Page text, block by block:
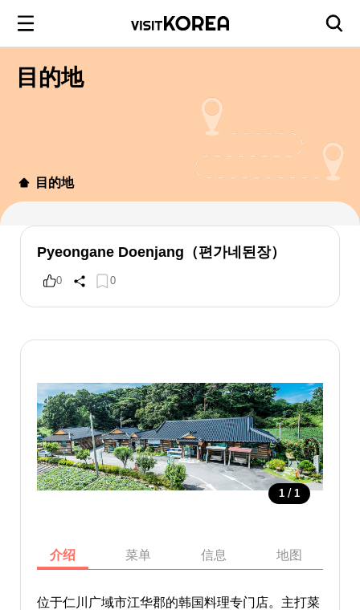
目的地
目的地
Pyeongane Doenjang（편가네된장）
0 0
1 / 1
介绍 菜单 信息 地图
位于仁川广域市江华郡的韩国料理专门店。主打菜